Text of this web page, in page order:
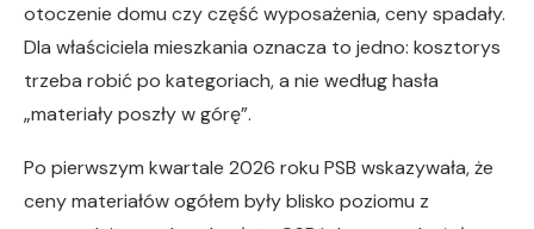
otoczenie domu czy część wyposażenia, ceny spadały.
Dla właściciela mieszkania oznacza to jedno: kosztorys
trzeba robić po kategoriach, a nie według hasła
„materiały poszły w górę”.
Po pierwszym kwartale 2026 roku PSB wskazywała, że
ceny materiałów ogółem były blisko poziomu z